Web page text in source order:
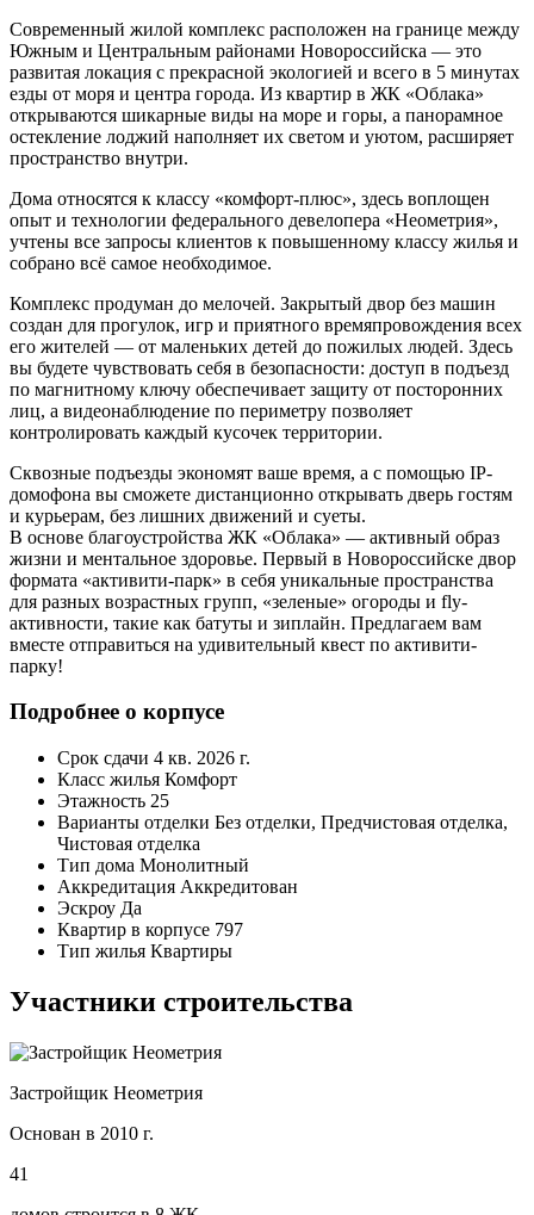
Современный жилой комплекс расположен на границе между
Южным и Центральным районами Новороссийска — это
развитая локация с прекрасной экологией и всего в 5 минутах
езды от моря и центра города. Из квартир в ЖК «Облака»
открываются шикарные виды на море и горы, а панорамное
остекление лоджий наполняет их светом и уютом, расширяет
пространство внутри.
Дома относятся к классу «комфорт-плюс», здесь воплощен
опыт и технологии федерального девелопера «Неометрия»,
учтены все запросы клиентов к повышенному классу жилья и
собрано всё самое необходимое.
Комплекс продуман до мелочей. Закрытый двор без машин
создан для прогулок, игр и приятного времяпровождения всех
его жителей — от маленьких детей до пожилых людей. Здесь
вы будете чувствовать себя в безопасности: доступ в подъезд
по магнитному ключу обеспечивает защиту от посторонних
лиц, а видеонаблюдение по периметру позволяет
контролировать каждый кусочек территории.
Сквозные подъезды экономят ваше время, а с помощью IP-
домофона вы сможете дистанционно открывать дверь гостям
и курьерам, без лишних движений и суеты.
В основе благоустройства ЖК «Облака» — активный образ
жизни и ментальное здоровье. Первый в Новороссийске двор
формата «активити-парк» в себя уникальные пространства
для разных возрастных групп, «зеленые» огороды и fly-
активности, такие как батуты и зиплайн. Предлагаем вам
вместе отправиться на удивительный квест по активити-
парку!
Подробнее о корпусе
Срок сдачи 4 кв. 2026 г.
Класс жилья Комфорт
Этажность 25
Варианты отделки Без отделки, Предчистовая отделка,
Чистовая отделка
Тип дома Монолитный
Аккредитация Аккредитован
Эскроу Да
Квартир в корпусе 797
Тип жилья Квартиры
Участники строительства
Застройщик Неометрия
Основан в 2010 г.
41